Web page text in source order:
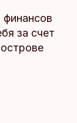
за счет